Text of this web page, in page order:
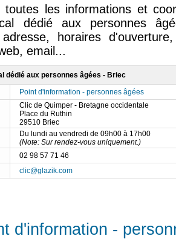
toutes les informations et
dédié aux personnes
adresse, horaires
email...
dédié aux personnes âgées - Briec
Point d'information - personnes âgées
Clic de Quimper - Bretagne occidentale
Place du Ruthin
29510 Briec
Du lundi au vendredi de 09h00 à 17h00
(Note: Sur rendez-vous uniquement.)
02 98 57 71 46
clic@glazik.com
d'information -